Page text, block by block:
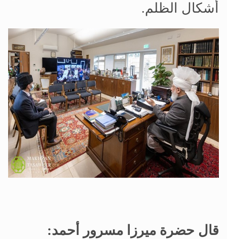
أشكال الظلم.
قال حضرة ميرزا مسرور أحمد: